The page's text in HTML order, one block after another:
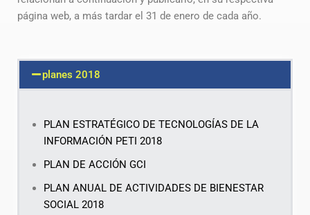
página web, a más tardar el 31 de enero de cada año.
planes 2018
PLAN ESTRATÉGICO DE TECNOLOGÍAS DE LA
INFORMACIÓN PETI 2018
PLAN DE ACCIÓN GCI
PLAN ANUAL DE ACTIVIDADES DE BIENESTAR
SOCIAL 2018